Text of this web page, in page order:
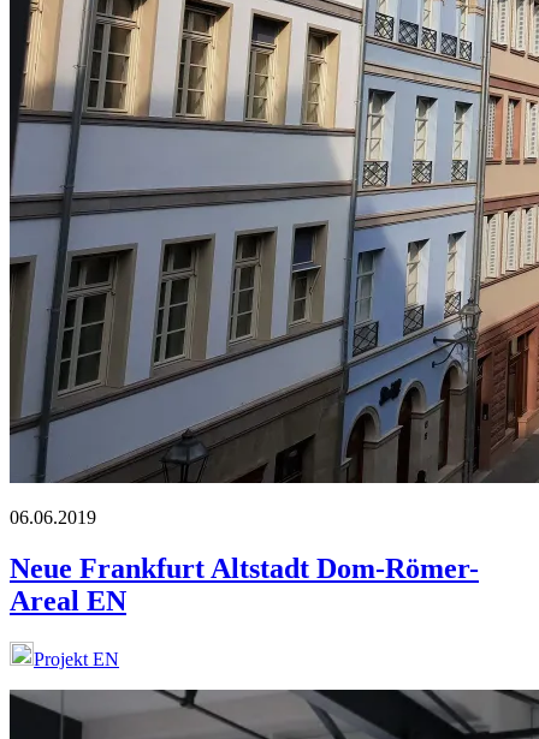
06.06.2019
Neue Frankfurt Altstadt Dom-Römer-
Areal EN
Projekt EN